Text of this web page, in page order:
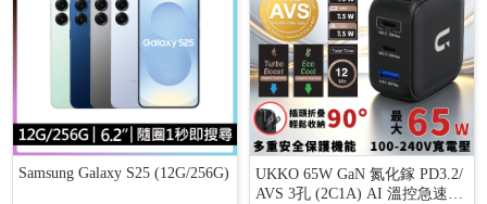
Samsung Galaxy S25 (12G/256G)
UKKO 65W GaN 氮化鎵 PD3.2/
AVS 3孔 (2C1A) AI 溫控急速充